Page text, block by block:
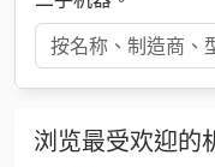
浏览最受欢迎的